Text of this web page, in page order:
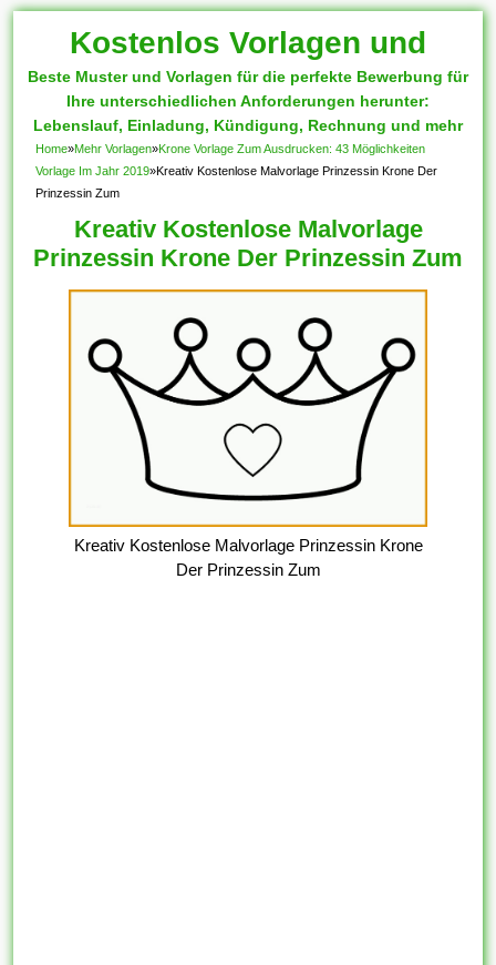
Kostenlos Vorlagen und
Muster
Beste Muster und Vorlagen für die perfekte Bewerbung für
Ihre unterschiedlichen Anforderungen herunter:
Lebenslauf, Einladung, Kündigung, Rechnung und mehr
Home»Mehr Vorlagen»Krone Vorlage Zum Ausdrucken: 43 Möglichkeiten
Vorlage Im Jahr 2019»Kreativ Kostenlose Malvorlage Prinzessin Krone Der
Prinzessin Zum
Kreativ Kostenlose Malvorlage
Prinzessin Krone Der Prinzessin Zum
Kreativ Kostenlose Malvorlage Prinzessin Krone
Der Prinzessin Zum